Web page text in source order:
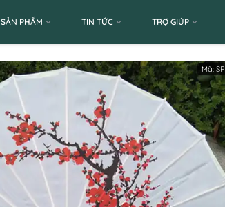
SẢN PHẨM TIN TỨC TRỢ GIÚP
Mã: